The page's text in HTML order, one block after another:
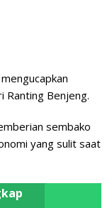
Ranting Benjeng.
sembako
yang sulit saat